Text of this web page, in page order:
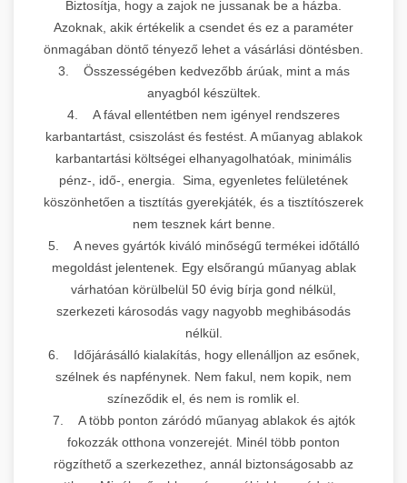
Biztosítja, hogy a zajok ne jussanak be a házba.
Azoknak, akik értékelik a csendet és ez a paraméter
önmagában döntő tényező lehet a vásárlási döntésben.
3. Összességében kedvezőbb árúak, mint a más
anyagból készültek.
4. A fával ellentétben nem igényel rendszeres
karbantartást, csiszolást és festést. A műanyag ablakok
karbantartási költségei elhanyagolhatóak, minimális
pénz-, idő-, energia. Sima, egyenletes felületének
köszönhetően a tisztítás gyerekjáték, és a tisztítószerek
nem tesznek kárt benne.
5. A neves gyártók kiváló minőségű termékei időtálló
megoldást jelentenek. Egy elsőrangú műanyag ablak
várhatóan körülbelül 50 évig bírja gond nélkül,
szerkezeti károsodás vagy nagyobb meghibásodás
nélkül.
6. Időjárásálló kialakítás, hogy ellenálljon az esőnek,
szélnek és napfénynek. Nem fakul, nem kopik, nem
színeződik el, és nem is romlik el.
7. A több ponton záródó műanyag ablakok és ajtók
fokozzák otthona vonzerejét. Minél több ponton
rögzíthető a szerkezethez, annál biztonságosabb az